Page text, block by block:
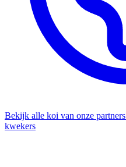
Bekijk alle koi van onze partners
kwekers